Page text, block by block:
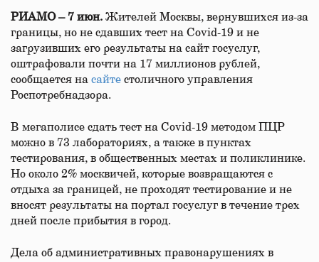
РИАМО – 7 июн. Жителей Москвы, вернувшихся из-за
границы, но не сдавших тест на Covid-19 и не
загрузивших его результаты на сайт госуслуг,
оштрафовали почти на 17 миллионов рублей,
сообщается на сайте столичного управления
Роспотребнадзора.
В мегаполисе сдать тест на Covid-19 методом ПЦР
можно в 73 лабораториях, а также в пунктах
тестирования, в общественных местах и поликлинике.
Но около 2% москвичей, которые возвращаются с
отдыха за границей, не проходят тестирование и не
вносят результаты на портал госуслуг в течение трех
дней после прибытия в город.
Дела об административных правонарушениях в